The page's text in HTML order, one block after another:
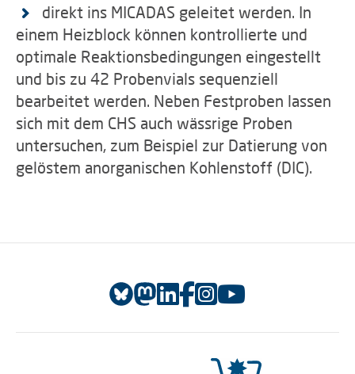
direkt ins MICADAS geleitet werden. In
einem Heizblock können kontrollierte und
optimale Reaktionsbedingungen eingestellt
und bis zu 42 Probenvials sequenziell
bearbeitet werden. Neben Festproben lassen
sich mit dem CHS auch wässrige Proben
untersuchen, zum Beispiel zur Datierung von
gelöstem anorganischen Kohlenstoff (DIC).